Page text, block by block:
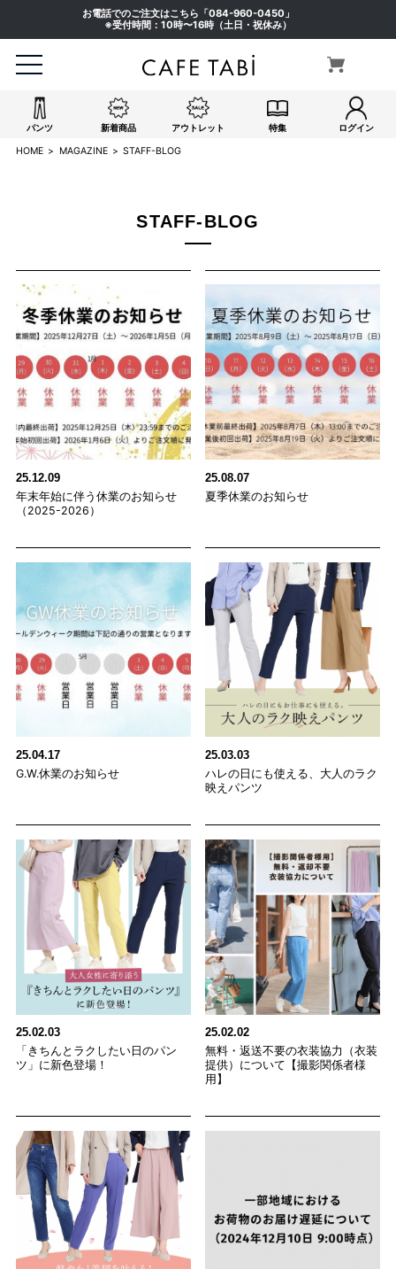
お電話でのご注文はこちら「084-960-0450 」
※受付時間：10時〜16時（土日・祝休み）
パンツ 新着商品 アウトレット 特集 ログイン
HOME MAGAZINE STAFF-BLOG
STAFF-BLOG
25.12.09
年末年始に伴う休業のお知らせ
（2025-2026）
25.08.07
夏季休業のお知らせ
25.04.17
G.W.休業のお知らせ
25.03.03
ハレの日にも使える、大人のラク
映えパンツ
25.02.03
「きちんとラクしたい日のパン
ツ」に新色登場！
25.02.02
無料・返送不要の衣装協力（衣装
提供）について【撮影関係者様
用】